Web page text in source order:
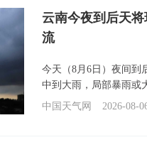
云南今夜到后天
流
今天（8月6日）夜间到
中到大雨，局部暴雨或
中国天气网
2026-08-